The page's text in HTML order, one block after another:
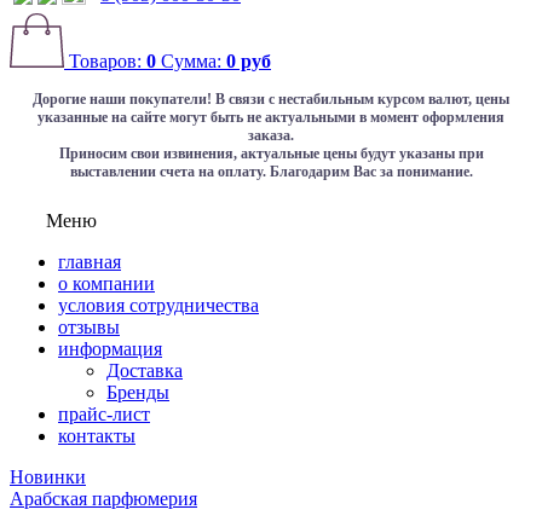
Товаров: 0 Сумма: 0 руб
Дорогие наши покупатели! В связи с нестабильным курсом валют, цены
указанные на сайте могут быть не актуальными в момент оформления
заказа.
Приносим свои извинения, актуальные цены будут указаны при
выставлении счета на оплату. Благодарим Вас за понимание.
Меню
главная
о компании
условия сотрудничества
отзывы
информация
Доставка
Бренды
прайс-лист
контакты
Новинки
Арабская парфюмерия